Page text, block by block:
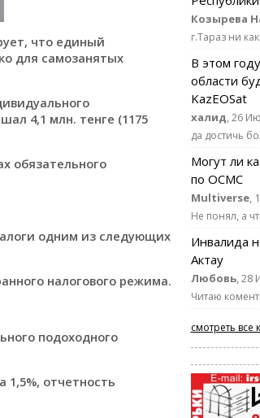
что единый
для самозанятых
4,1 млн. тенге (1175
обязательного
одним из следующих
налогового режима.
подоходного
1,5%, отчетность
Козырева
г.Тараз ни
В этом
области
KazEOSat
халид, 26
да достичь
Могут ли
по ОСМС
Multiverse,
Не понял, а
Инвалида
Актау
Любовь, 28
Читаю
смотреть